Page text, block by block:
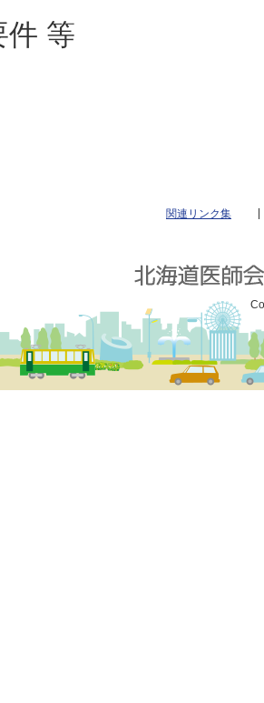
件 等
関連リンク集